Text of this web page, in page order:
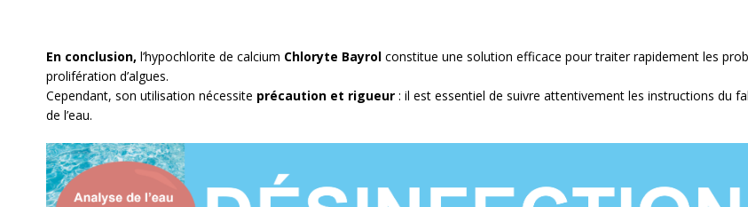
En conclusion, l’hypochlorite de calcium Chloryte Bayrol constitue une solution efficace pour traiter rapidement les
prolifération d’algues.
Cependant, son utilisation nécessite précaution et rigueur : il est essentiel de suivre attentivement les instructions du
de l’eau.